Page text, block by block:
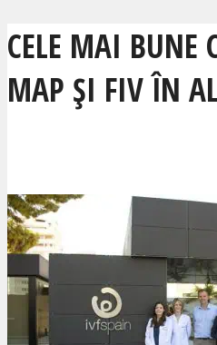
CELE MAI BUNE
MAP ȘI FIV ÎN